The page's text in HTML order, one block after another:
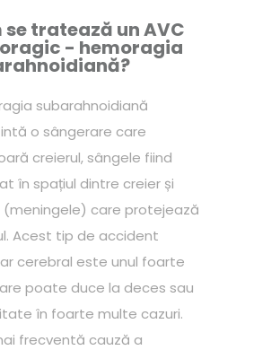
se tratează un AVC
- hemoragia
subarahnoidiană
o sângerare care
creierul, sângele fiind
în spațiul dintre creier și
(meningele) care protejează
Acest tip de accident
cerebral este unul foarte
poate duce la deces sau
în foarte multe cazuri.
frecventă cauză a